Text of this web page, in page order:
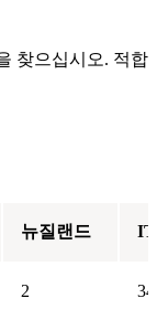
찾으십시오. 적합
뉴질랜드 IT
2 34